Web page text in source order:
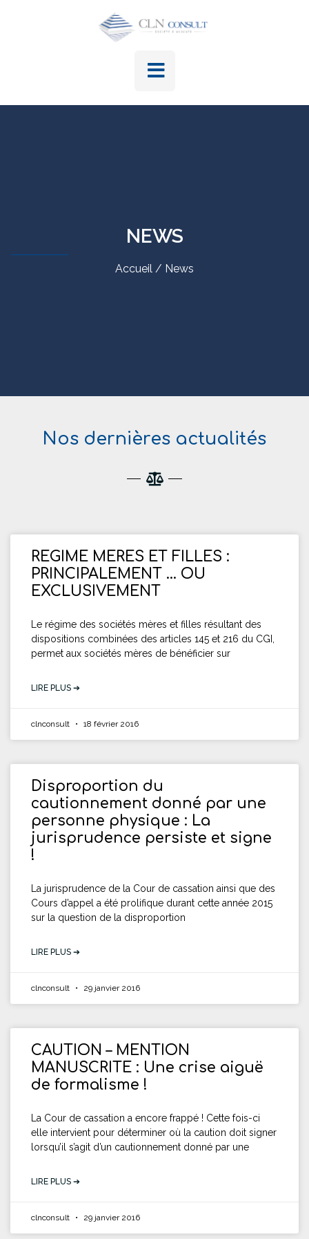
NEWS
Accueil / News
Nos dernières actualités
REGIME MERES ET FILLES :
PRINCIPALEMENT … OU
EXCLUSIVEMENT
Le régime des sociétés mères et filles résultant des
dispositions combinées des articles 145 et 216 du CGI,
permet aux sociétés mères de bénéficier sur
LIRE PLUS ➔
clnconsult 18 février 2016
Disproportion du
cautionnement donné par une
personne physique : La
jurisprudence persiste et signe
!
La jurisprudence de la Cour de cassation ainsi que des
Cours d’appel a été prolifique durant cette année 2015
sur la question de la disproportion
LIRE PLUS ➔
clnconsult 29 janvier 2016
CAUTION – MENTION
MANUSCRITE : Une crise aiguë
de formalisme !
La Cour de cassation a encore frappé ! Cette fois-ci
elle intervient pour déterminer où la caution doit signer
lorsqu’il s’agit d’un cautionnement donné par une
LIRE PLUS ➔
clnconsult 29 janvier 2016